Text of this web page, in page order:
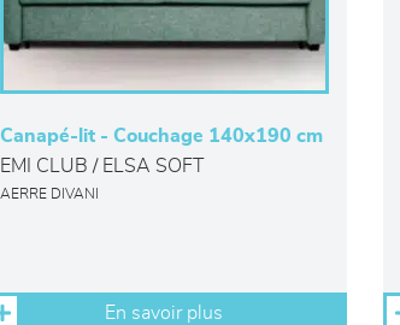
Canapé-lit - Couchage 140x190 cm
EMI CLUB / ELSA SOFT
AERRE DIVANI
En savoir plus